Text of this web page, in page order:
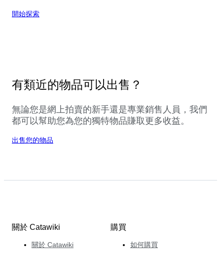
開始探索
有類近的物品可以出售？
無論您是網上拍賣的新手還是專業銷售人員，我們
都可以幫助您為您的獨特物品賺取更多收益。
出售您的物品
關於 Catawiki
關於 Catawiki
購買
如何購買